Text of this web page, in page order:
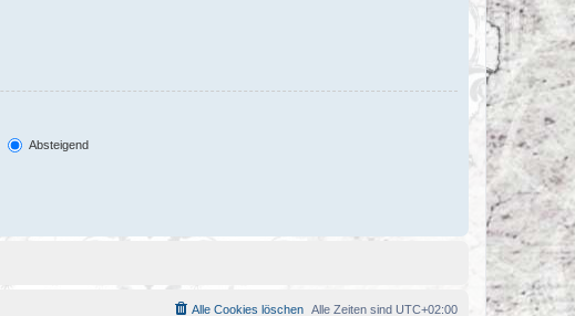
Absteigend
Alle Zeiten sind UTC+02:00
Alle Cookies löschen